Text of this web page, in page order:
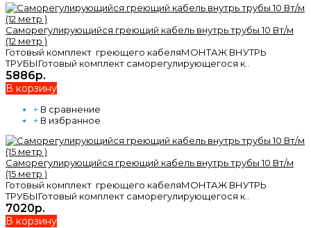
Саморегулирующийся греющий кабель внутрь трубы 10 Вт/м
(12 метр )
Готовый комплект греющего кабеляМОНТАЖ ВНУТРЬ
ТРУБЫГотовый комплект саморегулирующегося к..
5886р.
В корзину
+ В сравнение
+ В избранное
Саморегулирующийся греющий кабель внутрь трубы 10 Вт/м
(15 метр )
Готовый комплект греющего кабеляМОНТАЖ ВНУТРЬ
ТРУБЫГотовый комплект саморегулирующегося к..
7020р.
В корзину